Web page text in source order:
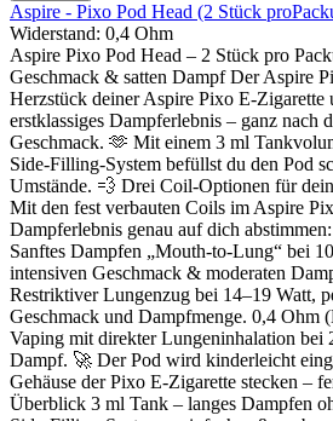
Aspire - Pixo Pod Head (2 Stück
Widerstand: 0,4 Ohm
Aspire Pixo Pod Head – 2 Stück pro
Geschmack & satten Dampf Der Aspire
Herzstück deiner Aspire Pixo E-Zigarette
erstklassiges Dampferlebnis – ganz nach
Geschmack. 🫶 Mit einem 3 ml
Side-Filling-System befüllst du den Pod
Umstände. 💨 Drei Coil-Optionen für
Mit den fest verbauten Coils im Aspire
Dampferlebnis genau auf dich
Sanftes Dampfen „Mouth-to-Lung“ bei
intensiven Geschmack & moderaten
Restriktiver Lungenzug bei 14–19 Watt,
Geschmack und Dampfmenge. 0,4 Ohm
Vaping mit direkter Lungeninhalation bei
Dampf. 🚀 Der Pod wird kinderleicht
Gehäuse der Pixo E-Zigarette stecken –
Überblick 3 ml Tank – langes Dampfen